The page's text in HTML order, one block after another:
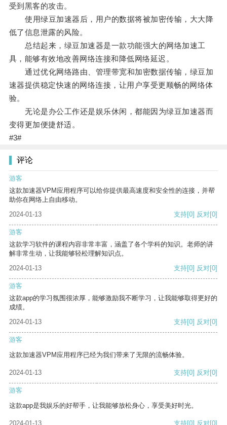
受到黑客的攻击。
使用绿豆加速器后，用户的数据将被加密传输，大大降
低了信息泄露的风险。
总结起来，绿豆加速器是一款功能强大的网络加速工
具，能够有效地改善网络连接和降低网络延迟。
通过优化网络路由、管理带宽和加密数据传输，绿豆加
速器提供稳定快速的网络连接，让用户享受更顺畅的网络体
验。
无论是办公工作还是娱乐休闲，都能因为绿豆加速器而
变得更加便捷舒适。
#3#
评论
游客
这款加速器VPM应用程序可以给你提供最高速度和安全性的连接，并帮
助你在网络上自由移动。
2024-01-13
支持[0] 反对[0]
游客
这款学习软件的课程内容非常丰富，涵盖了各个学科的知识。老师的讲
解非常生动，让我能够轻松理解知识点。
2024-01-13
支持[0] 反对[0]
游客
这款app的学习氛围很浓厚，能够激励我不断学习，让我能够取得更好的
成绩。
2024-01-13
支持[0] 反对[0]
游客
这款加速器VPM应用程序已经为我们带来了无限的流畅体验。
2024-01-13 支持[0] 反对[0]
游客
这款app是我娱乐的好帮手，让我能够放松身心，享受美好时光。
2024-01-13 支持[0] 反对[0]